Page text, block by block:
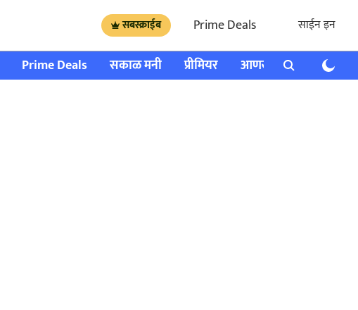
सबस्क्राईब Prime Deals साईन इन
Prime Deals सकाळ मनी प्रीमियर आणखी राशी भविष्य